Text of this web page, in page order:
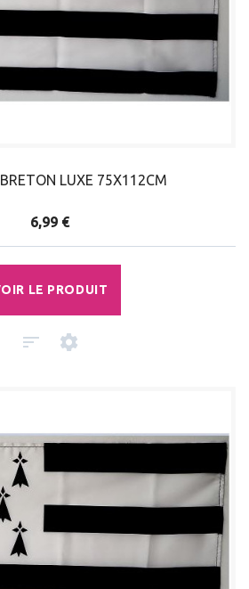
LUXE 75X112CM
6,99 €
LE PRODUIT